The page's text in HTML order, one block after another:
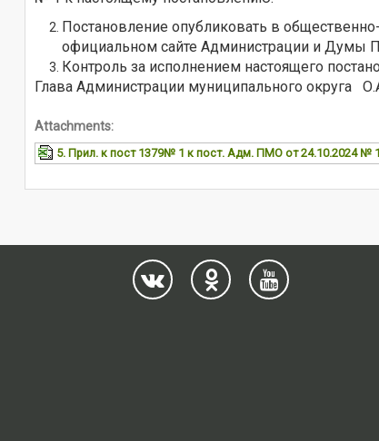
Постановление опубликовать в
официальном сайте Администрации и Думы
Контроль за исполнением настоящего
Глава Администрации муниципального округа
Attachments:
5. Прил. к пост 1379№ 1 к пост. Адм. ПМО от 24.10.2024 №